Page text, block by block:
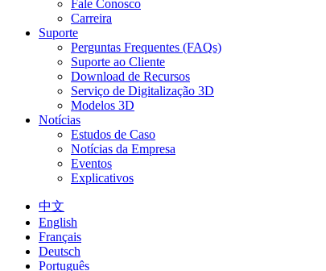
Fale Conosco
Carreira
Suporte
Perguntas Frequentes (FAQs)
Suporte ao Cliente
Download de Recursos
Serviço de Digitalização 3D
Modelos 3D
Notícias
Estudos de Caso
Notícias da Empresa
Eventos
Explicativos
中文
English
Français
Deutsch
Português